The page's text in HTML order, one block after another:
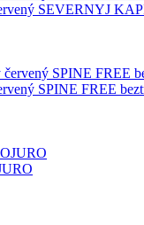
SEVERNYJ
SPINE FREE